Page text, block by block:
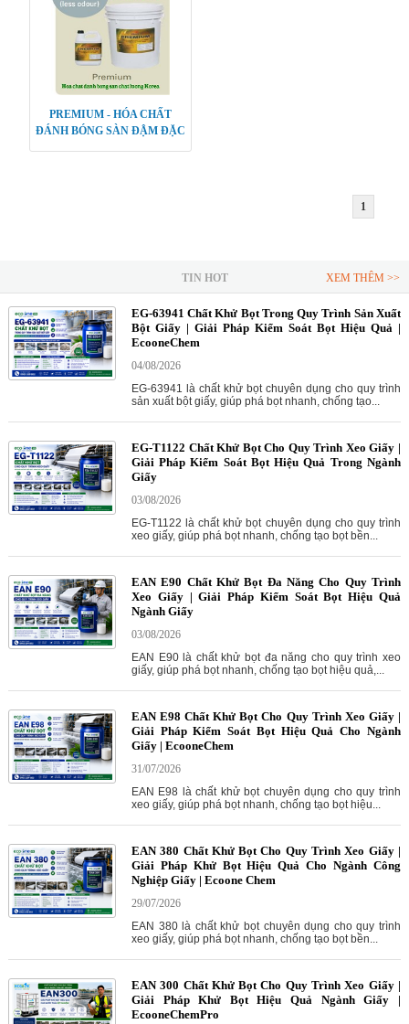
PREMIUM - HÓA CHẤT
ĐÁNH BÓNG SÀN ĐẬM ĐẶC
1
TIN HOT XEM THÊM >>
EG-63941 Chất Khử Bọt Trong Quy Trình Sản Xuất
Bột Giấy | Giải Pháp Kiểm Soát Bọt Hiệu Quả |
EcooneChem
04/08/2026
EG-63941 là chất khử bọt chuyên dụng cho quy trình
sản xuất bột giấy, giúp phá bọt nhanh, chống tạo...
EG-T1122 Chất Khử Bọt Cho Quy Trình Xeo Giấy |
Giải Pháp Kiểm Soát Bọt Hiệu Quả Trong Ngành
Giấy
03/08/2026
EG-T1122 là chất khử bọt chuyên dụng cho quy trình
xeo giấy, giúp phá bọt nhanh, chống tạo bọt bền...
EAN E90 Chất Khử Bọt Đa Năng Cho Quy Trình
Xeo Giấy | Giải Pháp Kiểm Soát Bọt Hiệu Quả
Ngành Giấy
03/08/2026
EAN E90 là chất khử bọt đa năng cho quy trình xeo
giấy, giúp phá bọt nhanh, chống tạo bọt hiệu quả,...
EAN E98 Chất Khử Bọt Cho Quy Trình Xeo Giấy |
Giải Pháp Kiểm Soát Bọt Hiệu Quả Cho Ngành
Giấy | EcooneChem
31/07/2026
EAN E98 là chất khử bọt chuyên dụng cho quy trình
xeo giấy, giúp phá bọt nhanh, chống tạo bọt hiệu...
EAN 380 Chất Khử Bọt Cho Quy Trình Xeo Giấy |
Giải Pháp Khử Bọt Hiệu Quả Cho Ngành Công
Nghiệp Giấy | Ecoone Chem
29/07/2026
EAN 380 là chất khử bọt chuyên dụng cho quy trình
xeo giấy, giúp phá bọt nhanh, chống tạo bọt bền...
EAN 300 Chất Khử Bọt Cho Quy Trình Xeo Giấy |
Giải Pháp Khử Bọt Hiệu Quả Ngành Giấy |
EcooneChemPro